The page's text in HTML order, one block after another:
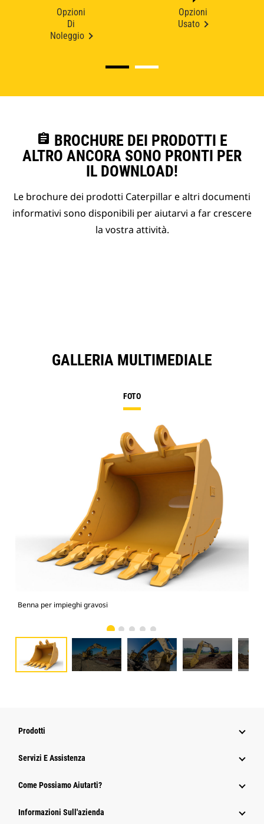
Opzioni
Di
Noleggio
Opzioni
Usato
assignment BROCHURE DEI PRODOTTI E
ALTRO ANCORA SONO PRONTI PER
IL DOWNLOAD!
Le brochure dei prodotti Caterpillar e altri documenti
informativi sono disponibili per aiutarvi a far crescere
la vostra attività.
GALLERIA MULTIMEDIALE
FOTO
Benna per impieghi gravosi
Prodotti
Servizi E Assistenza
Come Possiamo Aiutarti?
Informazioni Sull'azienda